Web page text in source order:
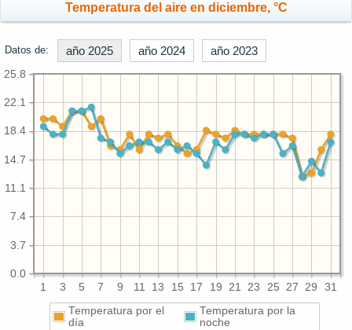
Temperatura del aire en diciembre, °C
Datos de: año 2025 año 2024 año 2023
1 3 5 7 9 11 13 15 17 19 21 23 25 27 29 31
0.0
3.7
7.4
11.1
14.7
18.4
22.1
25.8
Temperatura por el
día
Temperatura por la
noche